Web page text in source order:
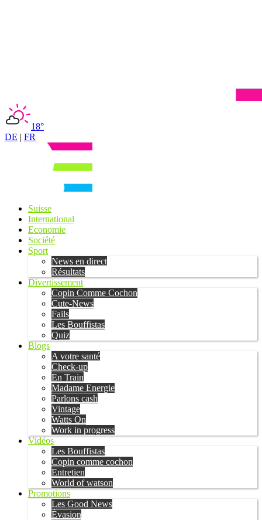
18°
DE | FR
Suisse
International
Economie
Société
Sport
News en direct
Résultats
Divertissement
Copin Comme Cochon
Cute-News
Fails
Les Bouffistas
Quiz
Blogs
A votre santé
Check-up
En Train
Madame Energie
Parlons cash
Vintage
Watts On
Work in progress
Vidéos
Les Bouffistas
Copin comme cochon
Entretien
World of watson
Promotions
Les Good News
Évasion